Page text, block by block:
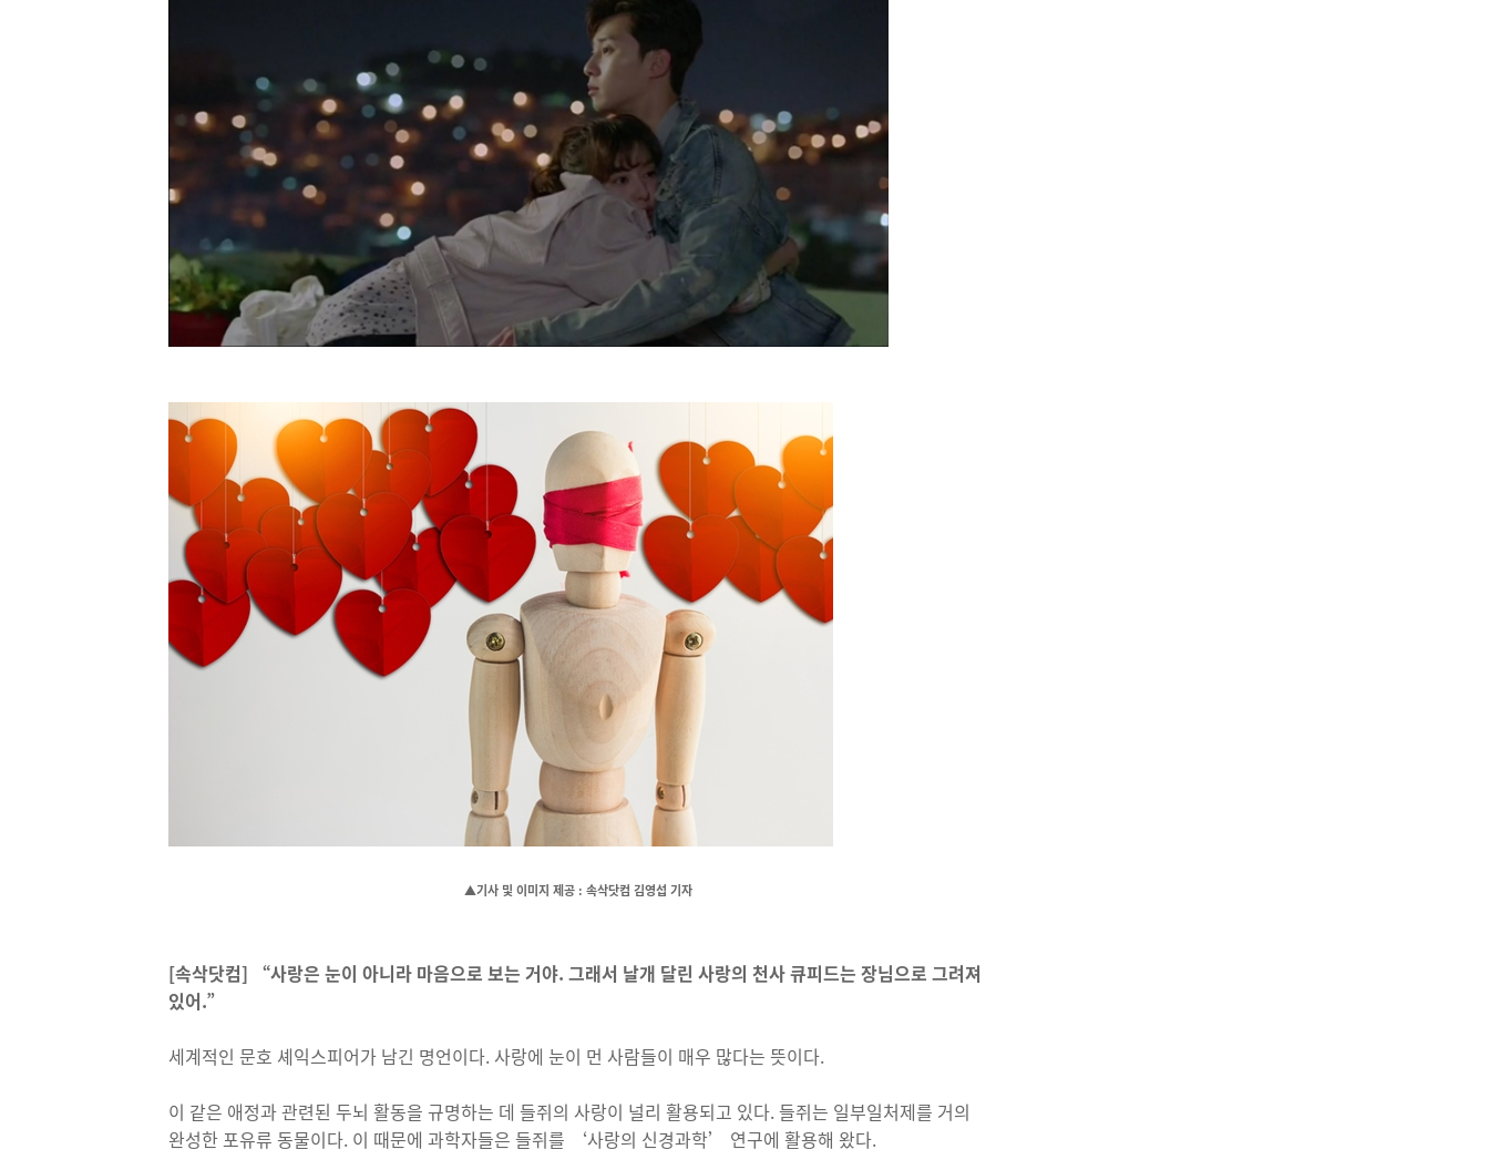
▲기사 및 이미지 제공 : 속삭닷컴 김영섭 기자
[속삭닷컴] “사랑은 눈이 아니라 마음으로 보는 거야. 그래서 날개 달린 사랑의 천사 큐피드는 장님으로 그려져
있어.”
세계적인 문호 셰익스피어가 남긴 명언이다. 사랑에 눈이 먼 사람들이 매우 많다는 뜻이다.
이 같은 애정과 관련된 두뇌 활동을 규명하는 데 들쥐의 사랑이 널리 활용되고 있다. 들쥐는 일부일처제를 거의
완성한 포유류 동물이다. 이 때문에 과학자들은 들쥐를 ‘사랑의 신경과학’ 연구에 활용해 왔다.